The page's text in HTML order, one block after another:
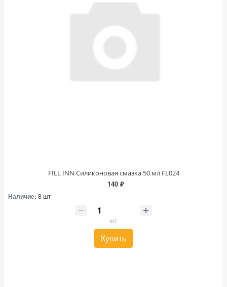
FILL INN Силиконовая смазка 50 мл FL024
140 ₽
Наличие: 8 шт
шт
Купить